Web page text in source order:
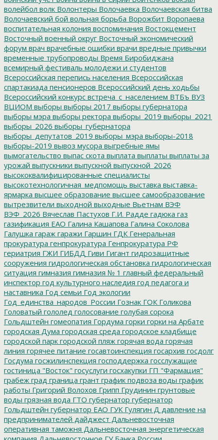
волейбол волк Волонтеры Волочаевка Волочаевская битва
Волочаевский бой вольная борьба Ворожбит Воропаева
воспитательная колония воспоминания Востокцемент
Восточный военный округ Восточный экономический
форум врач врачебные ошибки врачи вредные привычки
временные трубопроводы Время Биробиджана
всемирный фестиваль молодежи и студентов
Всероссийская перепись населения Всероссийская
спартакиада пенсионеров Всероссийский день ходьбы
Всероссийский конкурс встреча_с_населением ВТБъ ВУЗ
ВЦИОМ выборы выборы 2017 выборы губернатора
выборы мэра выборы ректора выборы_2019 выборы_2021
выборы_2026 выборы_губернатора
выборы_депутатов_2019 выборы_мэра выборы-2018
выборы-2019 вывоз мусора выгребные ямы
вымогательство выпас скота выплата выплаты выплаты за
урожай выпускники выпускной выпускной_2026
высококвалифицированные специалисты
высокотехнологичная_медпомощь выставка выставка-
ярмарка высшее образование высшее самообразование
вытрезвители выходной выходные Вьетнам ВЭФ
ВЭФ_2026 Вячеслав Пастухов Г.И. Радде гадюка газ
газификация ЕАО Галина Кашапова Галина Соколова
Галушка гараж гаражи Гаршин ГДК Генеральная
прокуратура генпрокуратура Генпрокуратура РФ
гериатрия ГЖИ ГИБДД Гиви Гигант гидрозащитные
сооружения гидрологическая обстановка гидрологическая
ситуация гимназия гимназия № 1 главный федеральный
инспектор год культурного наследия год педагога и
наставника Год семьи Год экологии
Год_единства_народов_России Гознак ГОК Голикова
Головатый гололед голосование голубая сорока
Гольдштейн гомеопатия Гордума горки горки на Арбате
городская Дума городская среда городское кладбище
городской парк городской пляж горячая вода горячая
линия горячее питание госавтоинспекция госархив госдолг
Госдума госжилинспекция господдержка госслужащие
гостиница "Восток" госуслуги госхакупки ГП "Фармация"
грабеж град граница грант график подвоза воды график
работы Григорий Волохов Грипп Грудинин грунтовые
воды грязная вода ГТО губернатор губернатор
Гольдштейн губернатор ЕАО ГУК Гулягин Д давление на
предпринимателей дайджест Дальневосточная
оперативная таможня Дальневосточная энергетическая